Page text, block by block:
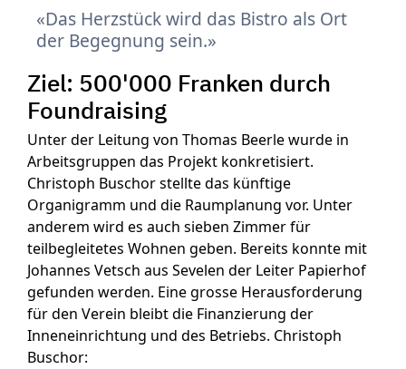
Das Herzstück wird das Bistro als Ort
der Begegnung sein.
Ziel: 500'000 Franken durch
Foundraising
Unter der Leitung von Thomas Beerle wurde in
Arbeitsgruppen das Projekt konkretisiert.
Christoph Buschor stellte das künftige
Organigramm und die Raumplanung vor. Unter
anderem wird es auch sieben Zimmer für
teilbegleitetes Wohnen geben. Bereits konnte mit
Johannes Vetsch aus Sevelen der Leiter Papierhof
gefunden werden. Eine grosse Herausforderung
für den Verein bleibt die Finanzierung der
Inneneinrichtung und des Betriebs. Christoph
Buschor: